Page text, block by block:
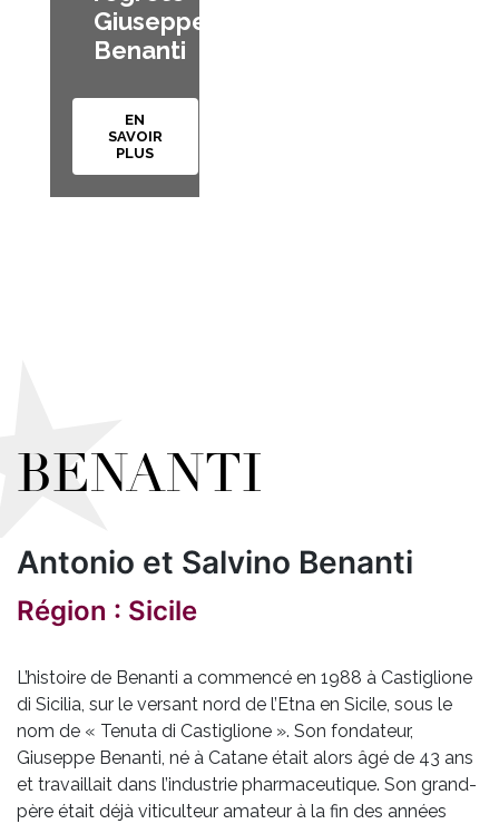
Giuseppe
Benanti
EN
SAVOIR
PLUS
BENANTI
Antonio et Salvino Benanti
Région : Sicile
L’histoire de Benanti a commencé en 1988 à Castiglione
di Sicilia, sur le versant nord de l’Etna en Sicile, sous le
nom de « Tenuta di Castiglione ». Son fondateur,
Giuseppe Benanti, né à Catane était alors âgé de 43 ans
et travaillait dans l’industrie pharmaceutique. Son grand-
père était déjà viticulteur amateur à la fin des années